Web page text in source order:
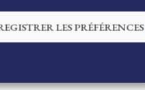
LES PRÉFÉRENCES